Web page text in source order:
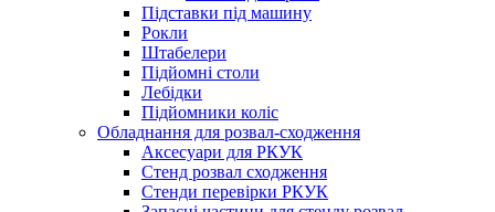
Підставки під машину
Рокли
Штабелери
Підйомні столи
Лебідки
Підйомники коліс
Обладнання для розвал-сходження
Аксесуари для РКУК
Стенд розвал сходження
Стенди перевірки РКУК